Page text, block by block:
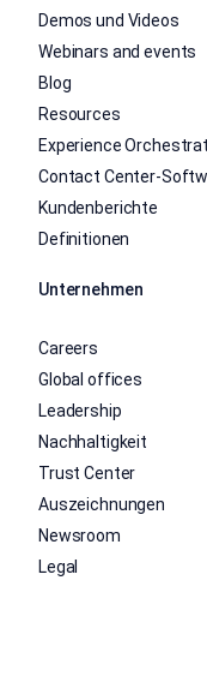
Demos und Videos
Webinars and events
Blog
Resources
Experience
Contact Center-
Kundenberichte
Definitionen
Unternehmen
Careers
Global offices
Leadership
Nachhaltigkeit
Trust Center
Auszeichnungen
Newsroom
Legal